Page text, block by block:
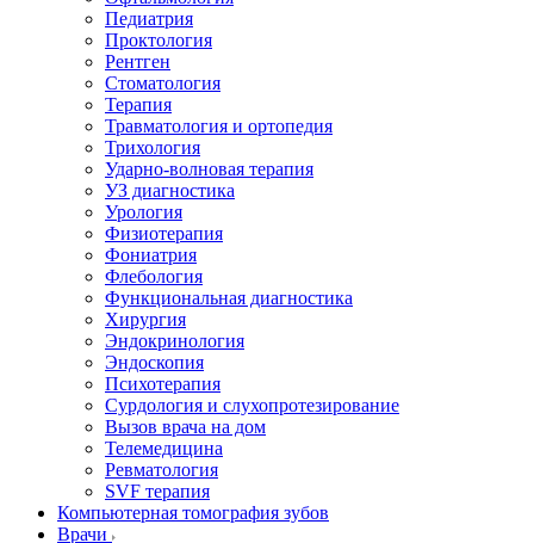
Педиатрия
Проктология
Рентген
Стоматология
Терапия
Травматология и ортопедия
Трихология
Ударно-волновая терапия
УЗ диагностика
Урология
Физиотерапия
Фониатрия
Флебология
Функциональная диагностика
Хирургия
Эндокринология
Эндоскопия
Психотерапия
Сурдология и слухопротезирование
Вызов врача на дом
Телемедицина
Ревматология
SVF терапия
Компьютерная томография зубов
Врачи